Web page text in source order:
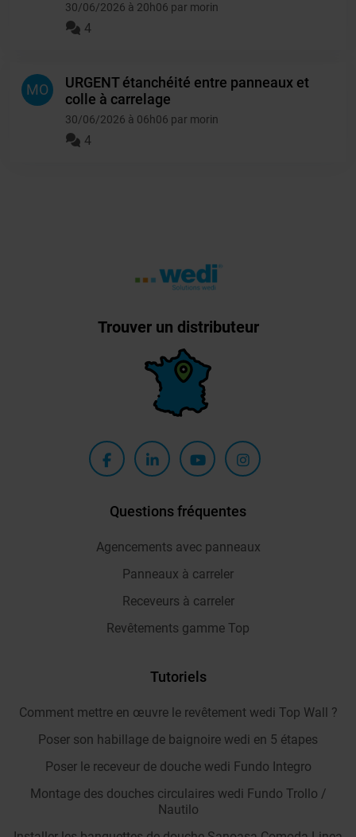
30/06/2026 à 20h06 par morin
4
MO
URGENT étanchéité entre panneaux et
colle à carrelage
30/06/2026 à 06h06 par morin
4
Trouver un distributeur
Questions fréquentes
Agencements avec panneaux
Panneaux à carreler
Receveurs à carreler
Revêtements gamme Top
Tutoriels
Comment mettre en œuvre le revêtement wedi Top Wall ?
Poser son habillage de baignoire wedi en 5 étapes
Poser le receveur de douche wedi Fundo Integro
Montage des douches circulaires wedi Fundo Trollo /
Nautilo